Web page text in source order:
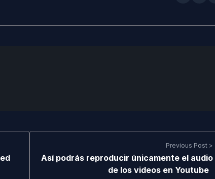
Previous Post >
Así podrás reproducir únicamente el audio
de los videos en Youtube